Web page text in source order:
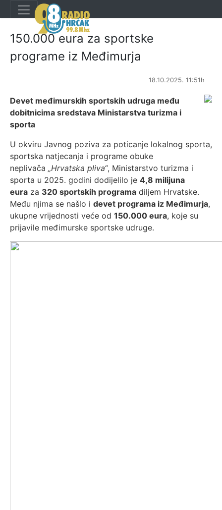
150.000 eura za sportske
programe iz Međimurja
18.10.2025. 11:51h
Devet međimurskih sportskih udruga među
dobitnicima sredstava Ministarstva turizma i
sporta
U okviru Javnog poziva za poticanje lokalnog sporta,
sportska natjecanja i programe obuke
neplivača „Hrvatska pliva“, Ministarstvo turizma i
sporta u 2025. godini dodijelilo je 4,8 milijuna
eura za 320 sportskih programa diljem Hrvatske.
Među njima se našlo i devet programa iz Međimurja,
ukupne vrijednosti veće od 150.000 eura, koje su
prijavile međimurske sportske udruge.